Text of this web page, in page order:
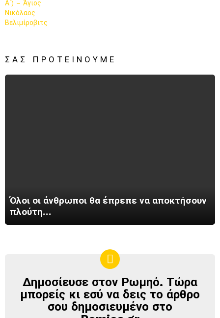
ΣΑΣ ΠΡΟΤΕΊΝΟΥΜΕ
Όλοι οι άνθρωποι θα έπρεπε να αποκτήσουν
πλούτη…
ΔΗΜΟΣΊΕΥΣΕ
ΣΤΟΝ
ΡΩΜΗΌ
Δημοσίευσε στον Ρωμηό. Τώρα
μπορείς κι εσύ να δεις το άρθρο
σου δημοσιευμένο στο